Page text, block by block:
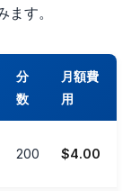
す。
分
数
月額費
用
200 $4.00